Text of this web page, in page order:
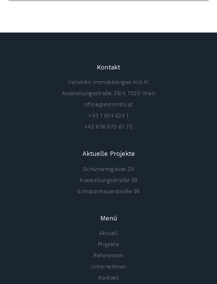
Indomito Immobilienges.m.b.H.
Ausstellungsstraße 39/4, 1020 Wien
office@indomito.at
+43 1 924 624 1
+43 676 570 61 70
Schumanngasse 29
Ausstellungsstraße 39
Schopenhauerstraße 56
Aktuell
Projekte
Referenzen
Unternehmen
Kontakt